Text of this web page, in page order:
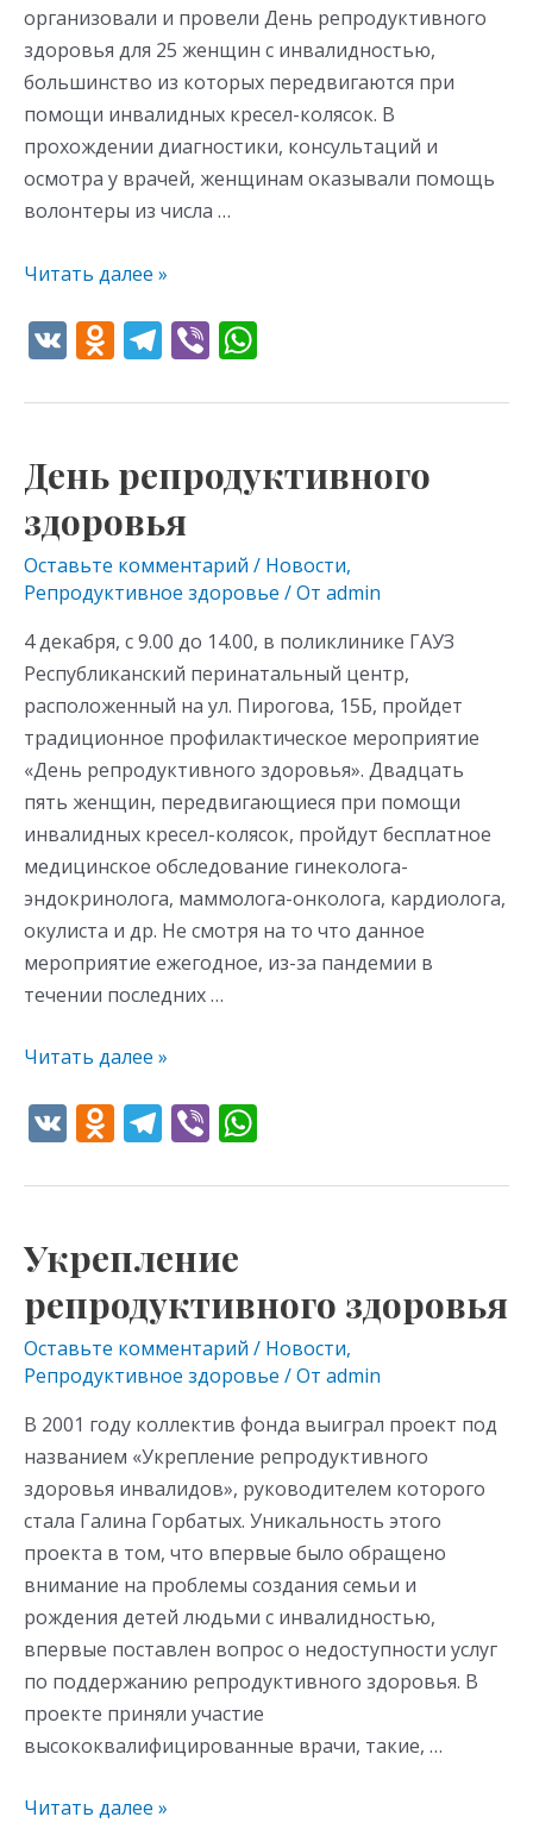
организовали и провели День репродуктивного
здоровья для 25 женщин с инвалидностью,
большинство из которых передвигаются при
помощи инвалидных кресел-колясок. В
прохождении диагностики, консультаций и
осмотра у врачей, женщинам оказывали помощь
волонтеры из числа …
Читать далее »
V
K
O
d
n
kl
as
s
ni
ki
T
el
e
a
m
Vi
b
er at
A
p
День репродуктивного
здоровья
Оставьте комментарий / Новости,
Репродуктивное здоровье / От admin
4 декабря, с 9.00 до 14.00, в поликлинике ГАУЗ
Республиканский перинатальный центр,
расположенный на ул. Пирогова, 15Б, пройдет
традиционное профилактическое мероприятие
«День репродуктивного здоровья». Двадцать
пять женщин, передвигающиеся при помощи
инвалидных кресел-колясок, пройдут бесплатное
медицинское обследование гинеколога-
эндокринолога, маммолога-онколога, кардиолога,
окулиста и др. Не смотря на то что данное
мероприятие ежегодное, из-за пандемии в
течении последних …
День
репродуктивного
здоровья
Читать далее »
V O
n
kl
as
s
ni
ki
T
e
a
m
Vi
er at
p
p
Укрепление
репродуктивного здоровья
Оставьте комментарий / Новости,
Репродуктивное здоровье / От admin
В 2001 году коллектив фонда выиграл проект под
названием «Укрепление репродуктивного
здоровья инвалидов», руководителем которого
стала Галина Горбатых. Уникальность этого
проекта в том, что впервые было обращено
внимание на проблемы создания семьи и
рождения детей людьми с инвалидностью,
впервые поставлен вопрос о недоступности услуг
по поддержанию репродуктивного здоровья. В
проекте приняли участие
высококвалифицированные врачи, такие, …
Укрепление
репродуктивного
здоровья
Читать далее »